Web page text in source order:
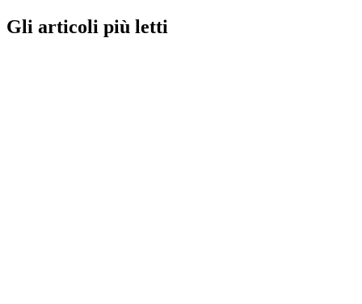
Gli articoli più letti